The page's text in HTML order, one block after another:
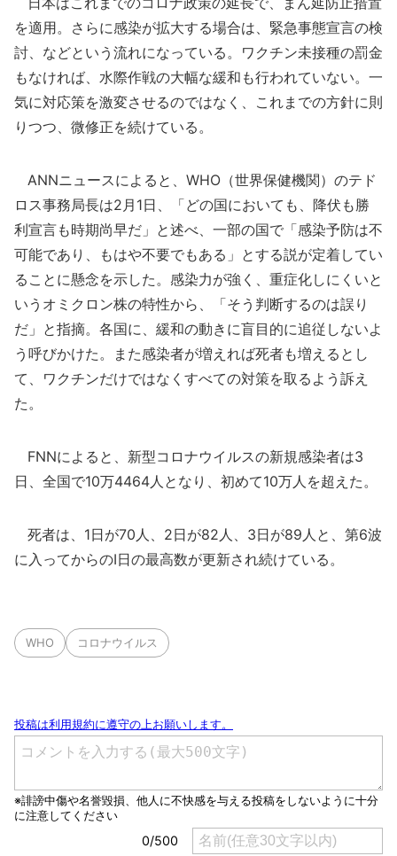
を適用。さらに感染が拡大する場合は、緊急事態宣言の検
討、などという流れになっている。ワクチン未接種の罰金
もなければ、水際作戦の大幅な緩和も行われていない。一
気に対応策を激変させるのではなく、これまでの方針に則
りつつ、微修正を続けている。
ANNニュースによると、WHO（世界保健機関）のテド
ロス事務局長は2月1日、「どの国においても、降伏も勝
利宣言も時期尚早だ」と述べ、一部の国で「感染予防は不
可能であり、もはや不要でもある」とする説が定着してい
ることに懸念を示した。感染力が強く、重症化しにくいと
いうオミクロン株の特性から、「そう判断するのは誤り
だ」と指摘。各国に、緩和の動きに盲目的に追従しないよ
う呼びかけた。また感染者が増えれば死者も増えるとし
て、ワクチンだけではなくすべての対策を取るよう訴え
た。
FNNによると、新型コロナウイルスの新規感染者は3
日、全国で10万4464人となり、初めて10万人を超えた。
死者は、1日が70人、2日が82人、3日が89人と、第6波
に入ってからのⅠ日の最高数が更新され続けている。
WHO コロナウイルス